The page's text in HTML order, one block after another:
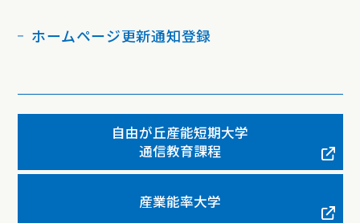
ホームページ更新通知登録
自由が丘産能短期大学
通信教育課程
産業能率大学